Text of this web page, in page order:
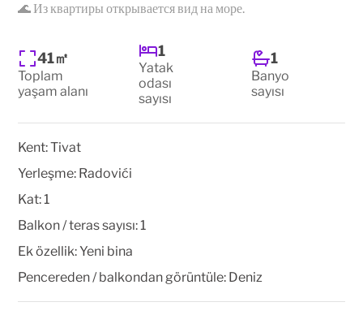
🌊 Из квартиры открывается вид на море.
41㎡
Toplam
yaşam alanı
1
Yatak
odası
sayısı
1
Banyo
sayısı
Kent:Tivat
Yerleşme: Radovići
Kat:1
Balkon / teras sayısı:1
Ek özellik:Yeni bina
Pencereden / balkondan görüntüle: Deniz